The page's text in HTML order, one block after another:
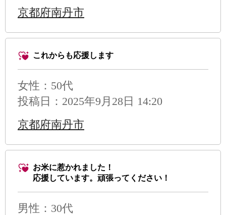
京都府南丹市
これからも応援します
女性：50代
投稿日：2025年9月28日 14:20
京都府南丹市
お米に惹かれました！
応援しています。頑張ってください！
男性 ：30代